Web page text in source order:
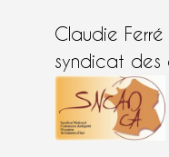
Claudie
syndicat des